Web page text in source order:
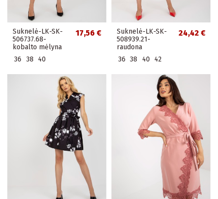
Suknelė-LK-SK-
506737.68-
kobalto mėlyna
17,56 €
36 38 40
Suknelė-LK-SK-
508939.21-
raudona
24,42 €
36 38 40 42